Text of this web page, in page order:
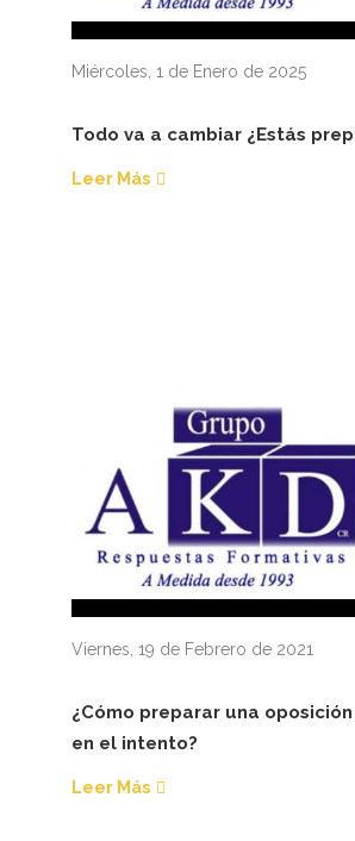
Miércoles, 1 de Enero de 2025
Todo va a cambiar ¿Estás
Leer Más
Viernes, 19 de Febrero de 2021
¿Cómo preparar una
en el intento?
Leer Más